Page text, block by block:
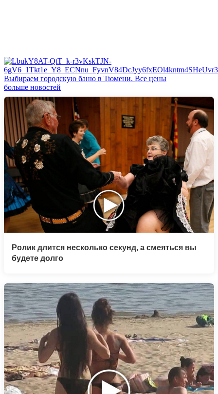
Выбираем городскую баню в Тюмени. Все цены
больше новостей
Ролик длится несколько секунд, а смеяться вы
будете долго